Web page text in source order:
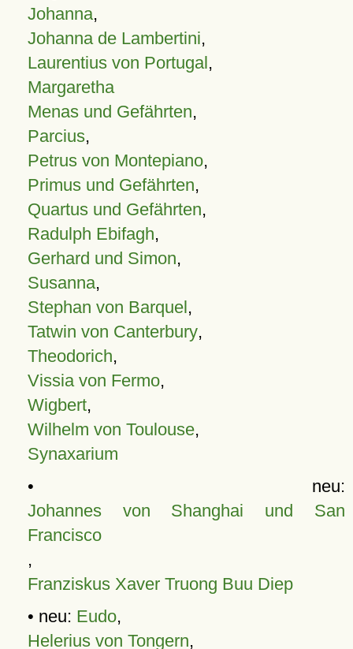
Johanna,
Johanna de Lambertini,
Laurentius von Portugal,
Margaretha
Menas und Gefährten,
Parcius,
Petrus von Montepiano,
Primus und Gefährten,
Quartus und Gefährten,
Radulph Ebifagh,
Gerhard und Simon,
Susanna,
Stephan von Barquel,
Tatwin von Canterbury,
Theodorich,
Vissia von Fermo,
Wigbert,
Wilhelm von Toulouse,
Synaxarium
• neu:
Johannes von Shanghai und San
Francisco
,
Franziskus Xaver Truong Buu Diep
• neu: Eudo,
Helerius von Tongern,